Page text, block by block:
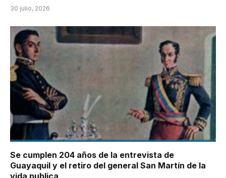
30 julio, 2026
Se cumplen 204 años de la entrevista de
Guayaquil y el retiro del general San Martín de la
vida publica